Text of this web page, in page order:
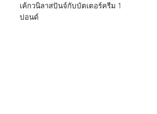
เค้กวนิลาสปันจ์กับบัตเตอร์ครีม 1
ปอนด์